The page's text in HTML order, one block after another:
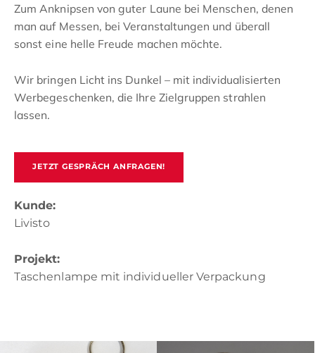
Zum Anknipsen von guter Laune bei Menschen, denen
man auf Messen, bei Veranstaltungen und überall
sonst eine helle Freude machen möchte.
Wir bringen Licht ins Dunkel – mit individualisierten
Werbegeschenken, die Ihre Zielgruppen strahlen
lassen.
JETZT GESPRÄCH ANFRAGEN!
Kunde:
Livisto
Projekt:
Taschenlampe mit individueller Verpackung